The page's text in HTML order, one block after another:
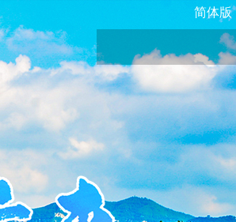
简体版